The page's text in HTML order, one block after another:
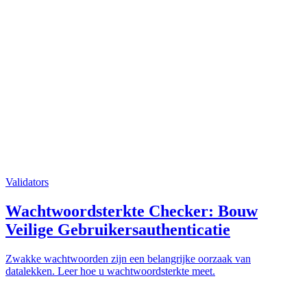
Validators
Wachtwoordsterkte Checker: Bouw
Veilige Gebruikersauthenticatie
Zwakke wachtwoorden zijn een belangrijke oorzaak van
datalekken. Leer hoe u wachtwoordsterkte meet.